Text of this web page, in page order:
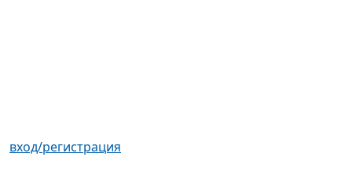
вход/регистрация